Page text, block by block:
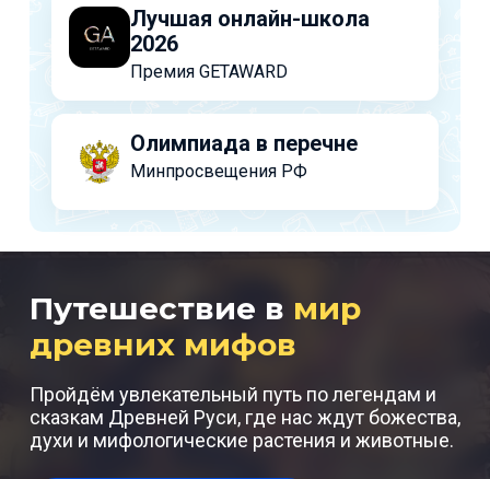
Лучшая онлайн-школа
2026
Премия GETAWARD
Олимпиада в перечне
Минпросвещения РФ
Путешествие в мир
древних мифов
Пройдём увлекательный путь по легендам и
сказкам Древней Руси, где нас ждут божества,
духи и мифологические растения и животные.